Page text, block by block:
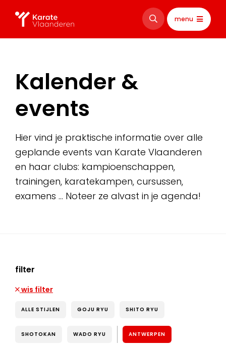
menu
Kalender &
events
Hier vind je praktische informatie over alle
geplande events van Karate Vlaanderen
en haar clubs: kampioenschappen,
trainingen, karatekampen, cursussen,
examens … Noteer ze alvast in je agenda!
filter
wis filter
ALLE STIJLEN GOJU RYU SHITO RYU
SHOTOKAN WADO RYU ANTWERPEN